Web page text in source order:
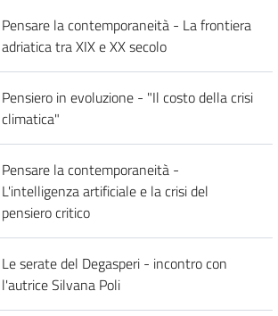
Pensare la contemporaneità - La frontiera
adriatica tra XIX e XX secolo
Pensiero in evoluzione - "Il costo della crisi
climatica"
Pensare la contemporaneità -
L'intelligenza artificiale e la crisi del
pensiero critico
Le serate del Degasperi - incontro con
l'autrice Silvana Poli